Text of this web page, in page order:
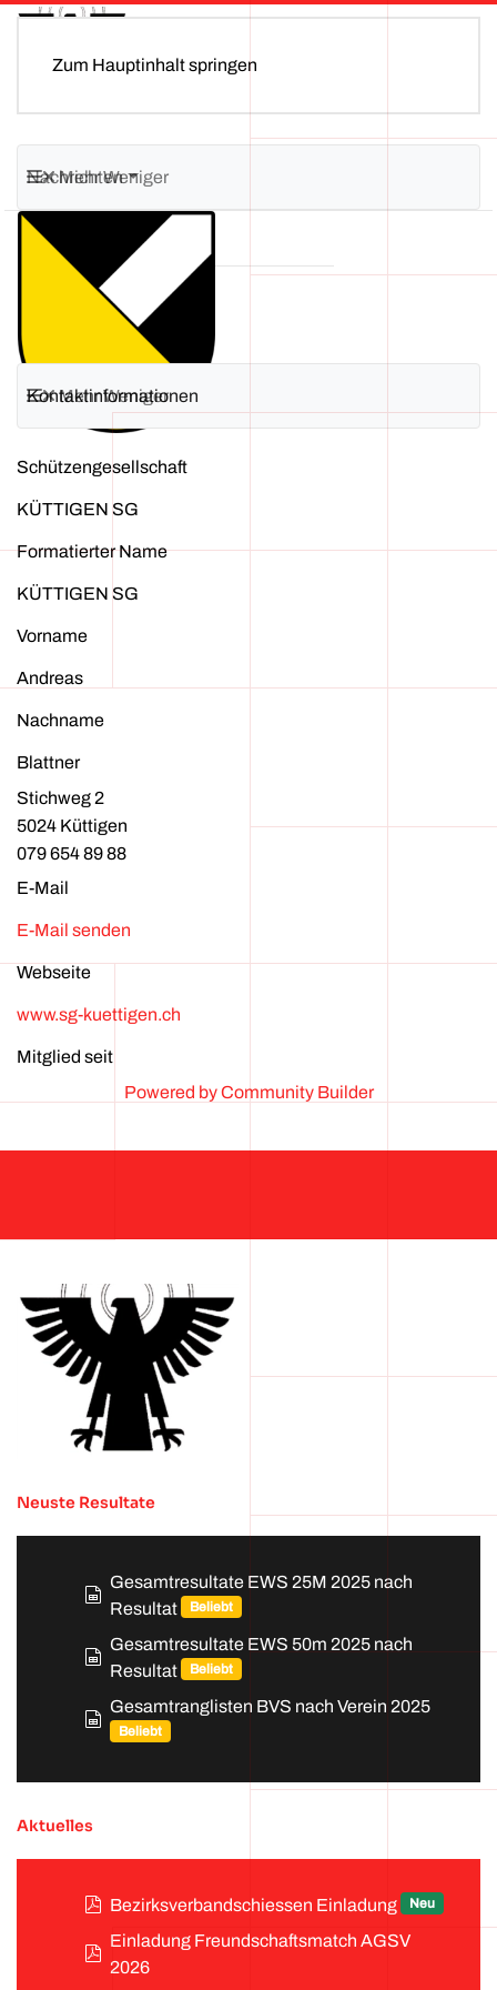
Zum Hauptinhalt springen
Nachrichten
MehrWeniger
KÜTTIGEN SG
Ansichten
Kontaktinformationen
MehrWeniger
Schützengesellschaft
KÜTTIGEN SG
Formatierter Name
KÜTTIGEN SG
Vorname
Andreas
Nachname
Blattner
Stichweg 2
5024 Küttigen
079 654 89 88
E-Mail
E-Mail senden
Webseite
www.sg-kuettigen.ch
Mitglied seit
Powered by Community Builder
Neuste Resultate
spreadsheet
Gesamtresultate EWS 25M 2025 nach
Resultat
Beliebt
spreadsheet
Gesamtresultate EWS 50m 2025 nach
Resultat
Beliebt
spreadsheet
Gesamtranglisten BVS nach Verein 2025
Beliebt
Aktuelles
pdf
Bezirksverbandschiessen Einladung Neu
pdf
Einladung Freundschaftsmatch AGSV
2026